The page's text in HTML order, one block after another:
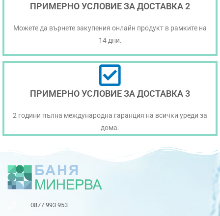
ПРИМЕРНО УСЛОВИЕ ЗА ДОСТАВКА 2
Можете да върнете закупения онлайн продукт в рамките на
14 дни.
ПРИМЕРНО УСЛОВИЕ ЗА ДОСТАВКА 3
2 години пълна международна гаранция на всички уреди за
дома.
0877 993 953